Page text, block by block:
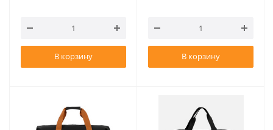
В корзину В корзину